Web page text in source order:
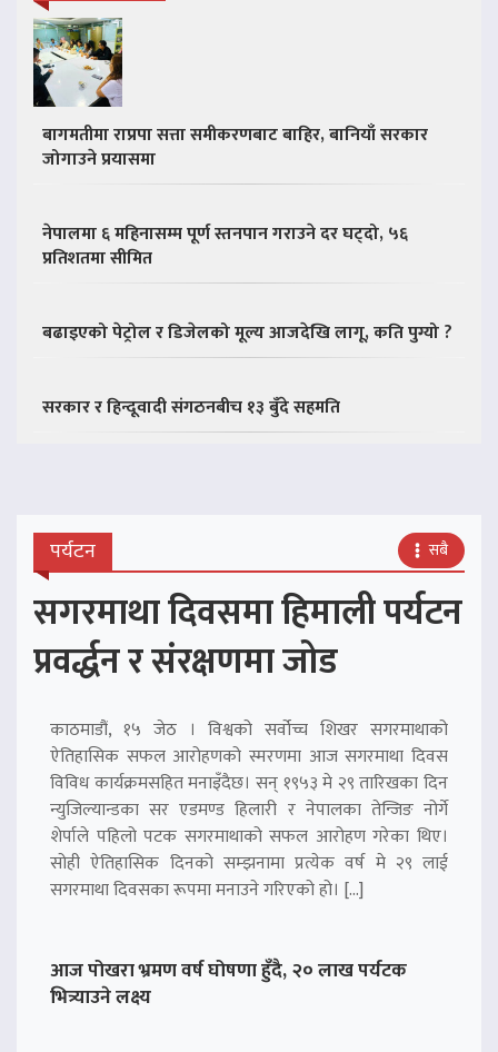
बागमतीमा राप्रपा सत्ता समीकरणबाट बाहिर, बानियाँ सरकार
जोगाउने प्रयासमा
नेपालमा ६ महिनासम्म पूर्ण स्तनपान गराउने दर घट्दो, ५६
प्रतिशतमा सीमित
बढाइएको पेट्रोल र डिजेलको मूल्य आजदेखि लागू, कति पुग्यो ?
सरकार र हिन्दूवादी संगठनबीच १३ बुँदे सहमति
पर्यटन सबै
सगरमाथा दिवसमा हिमाली पर्यटन
प्रवर्द्धन र संरक्षणमा जोड
काठमाडौं, १५ जेठ । विश्वको सर्वोच्च शिखर सगरमाथाको
ऐतिहासिक सफल आरोहणको स्मरणमा आज सगरमाथा दिवस
विविध कार्यक्रमसहित मनाइँदैछ। सन् १९५३ मे २९ तारिखका दिन
न्युजिल्यान्डका सर एडमण्ड हिलारी र नेपालका तेन्जिङ नोर्गे
शेर्पाले पहिलो पटक सगरमाथाको सफल आरोहण गरेका थिए।
सोही ऐतिहासिक दिनको सम्झनामा प्रत्येक वर्ष मे २९ लाई
सगरमाथा दिवसका रूपमा मनाउने गरिएको हो। […]
आज पोखरा भ्रमण वर्ष घोषणा हुँदै, २० लाख पर्यटक
भित्र्याउने लक्ष्य